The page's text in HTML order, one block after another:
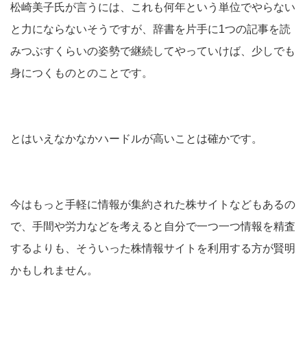
松崎美子氏が言うには、これも何年という単位でやらない
と力にならないそうですが、辞書を片手に1つの記事を読
みつぶすくらいの姿勢で継続してやっていけば、少しでも
身につくものとのことです。
とはいえなかなかハードルが高いことは確かです。
今はもっと手軽に情報が集約された株サイトなどもあるの
で、手間や労力などを考えると自分で一つ一つ情報を精査
するよりも、そういった株情報サイトを利用する方が賢明
かもしれません。